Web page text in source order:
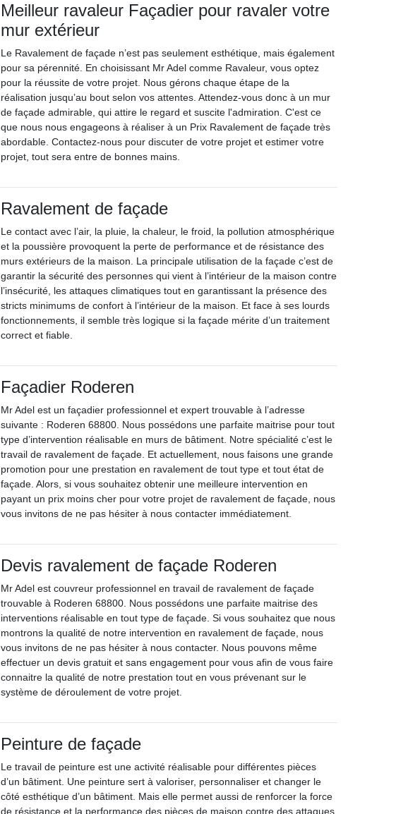
Meilleur ravaleur Façadier pour ravaler votre
mur extérieur
Le Ravalement de façade n’est pas seulement esthétique, mais également
pour sa pérennité. En choisissant Mr Adel comme Ravaleur, vous optez
pour la réussite de votre projet. Nous gérons chaque étape de la
réalisation jusqu’au bout selon vos attentes. Attendez-vous donc à un mur
de façade admirable, qui attire le regard et suscite l'admiration. C'est ce
que nous nous engageons à réaliser à un Prix Ravalement de façade très
abordable. Contactez-nous pour discuter de votre projet et estimer votre
projet, tout sera entre de bonnes mains.
Ravalement de façade
Le contact avec l’air, la pluie, la chaleur, le froid, la pollution atmosphérique
et la poussière provoquent la perte de performance et de résistance des
murs extérieurs de la maison. La principale utilisation de la façade c’est de
garantir la sécurité des personnes qui vient à l’intérieur de la maison contre
l’insécurité, les attaques climatiques tout en garantissant la présence des
stricts minimums de confort à l’intérieur de la maison. Et face à ses lourds
fonctionnements, il semble très logique si la façade mérite d’un traitement
correct et fiable.
Façadier Roderen
Mr Adel est un façadier professionnel et expert trouvable à l’adresse
suivante : Roderen 68800. Nous possédons une parfaite maitrise pour tout
type d’intervention réalisable en murs de bâtiment. Notre spécialité c’est le
travail de ravalement de façade. Et actuellement, nous faisons une grande
promotion pour une prestation en ravalement de tout type et tout état de
façade. Alors, si vous souhaitez obtenir une meilleure intervention en
payant un prix moins cher pour votre projet de ravalement de façade, nous
vous invitons de ne pas hésiter à nous contacter immédiatement.
Devis ravalement de façade Roderen
Mr Adel est couvreur professionnel en travail de ravalement de façade
trouvable à Roderen 68800. Nous possédons une parfaite maitrise des
interventions réalisable en tout type de façade. Si vous souhaitez que nous
montrons la qualité de notre intervention en ravalement de façade, nous
vous invitons de ne pas hésiter à nous contacter. Nous pouvons même
effectuer un devis gratuit et sans engagement pour vous afin de vous faire
connaitre la qualité de notre prestation tout en vous prévenant sur le
système de déroulement de votre projet.
Peinture de façade
Le travail de peinture est une activité réalisable pour différentes pièces
d’un bâtiment. Une peinture sert à valoriser, personnaliser et changer le
côté esthétique d’un bâtiment. Mais elle permet aussi de renforcer la force
de résistance et la performance des pièces de maison contre des attaques